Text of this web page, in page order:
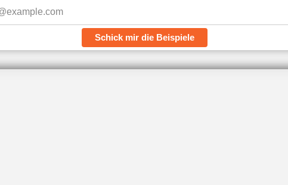
Schick mir die Beispiele